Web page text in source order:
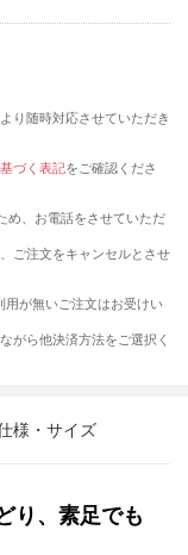
り随時対応させていただき
づく表記をご確認くださ
め、お電話をさせていただ
ご注文をキャンセルとさせ
用が無いご注文はお受けい
がら他決済方法をご選択く
様・サイズ
り、素足でも